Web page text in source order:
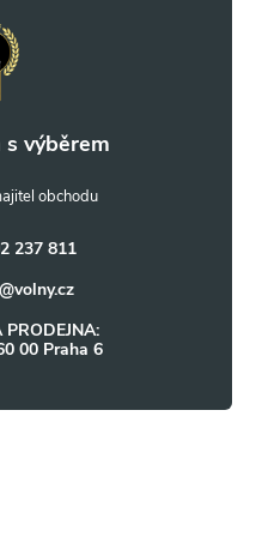
237 811
volny.cz
00 Praha 6